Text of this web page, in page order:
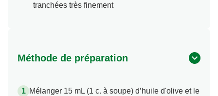
tranchées très finement
Méthode de préparation
Mélanger 15 mL (1 c. à soupe) d’huile d'olive et le